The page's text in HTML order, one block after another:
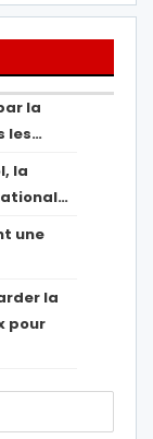
la
les…
la
une
la
pour